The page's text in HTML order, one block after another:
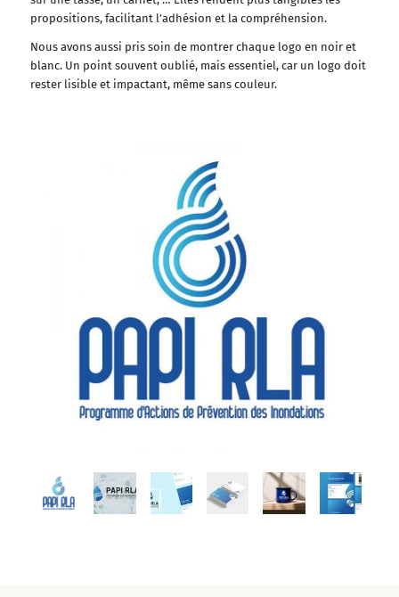
propositions, facilitant l’adhésion et la compréhension.
Nous avons aussi pris soin de montrer chaque logo en noir et
blanc. Un point souvent oublié, mais essentiel, car un logo doit
rester lisible et impactant, même sans couleur.